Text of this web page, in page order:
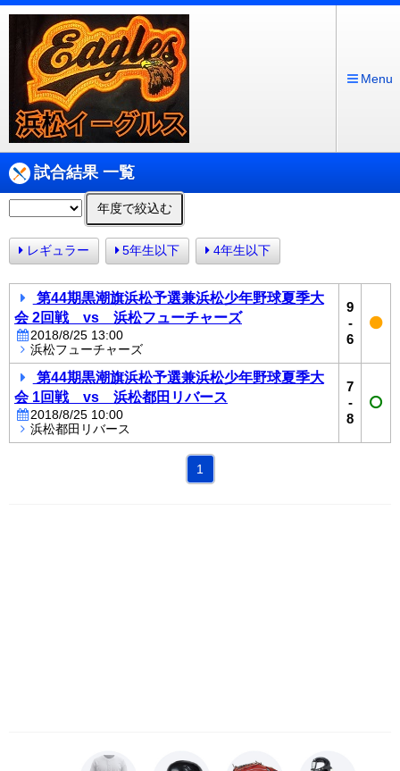
Menu
試合結果 一覧
年度で絞込む
レギュラー 5年生以下 4年生以下
第44期黒潮旗浜松予選兼浜松少年野球夏季大
会 2回戦 vs 浜松フューチャーズ
2018/8/25 13:00
浜松フューチャーズ
9
-
6
第44期黒潮旗浜松予選兼浜松少年野球夏季大
会 1回戦 vs 浜松都田リバース
2018/8/25 10:00
浜松都田リバース
7
-
8
1